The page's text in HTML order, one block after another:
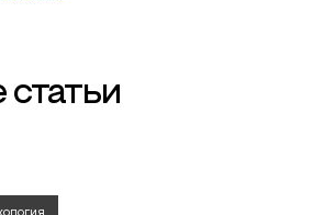
статьи